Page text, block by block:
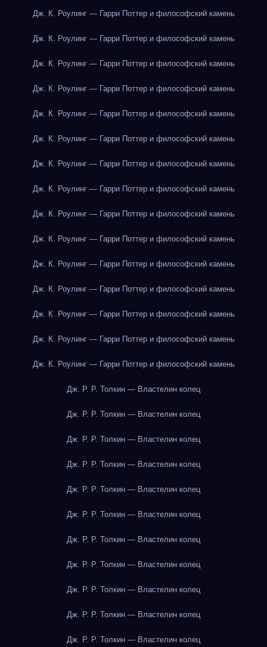
Дж. К. Роулинг — Гарри Поттер и философский камень
Дж. К. Роулинг — Гарри Поттер и философский камень
Дж. К. Роулинг — Гарри Поттер и философский камень
Дж. К. Роулинг — Гарри Поттер и философский камень
Дж. К. Роулинг — Гарри Поттер и философский камень
Дж. К. Роулинг — Гарри Поттер и философский камень
Дж. К. Роулинг — Гарри Поттер и философский камень
Дж. К. Роулинг — Гарри Поттер и философский камень
Дж. К. Роулинг — Гарри Поттер и философский камень
Дж. К. Роулинг — Гарри Поттер и философский камень
Дж. К. Роулинг — Гарри Поттер и философский камень
Дж. К. Роулинг — Гарри Поттер и философский камень
Дж. К. Роулинг — Гарри Поттер и философский камень
Дж. К. Роулинг — Гарри Поттер и философский камень
Дж. К. Роулинг — Гарри Поттер и философский камень
Дж. Р. Р. Толкин — Властелин колец
Дж. Р. Р. Толкин — Властелин колец
Дж. Р. Р. Толкин — Властелин колец
Дж. Р. Р. Толкин — Властелин колец
Дж. Р. Р. Толкин — Властелин колец
Дж. Р. Р. Толкин — Властелин колец
Дж. Р. Р. Толкин — Властелин колец
Дж. Р. Р. Толкин — Властелин колец
Дж. Р. Р. Толкин — Властелин колец
Дж. Р. Р. Толкин — Властелин колец
Дж. Р. Р. Толкин — Властелин колец